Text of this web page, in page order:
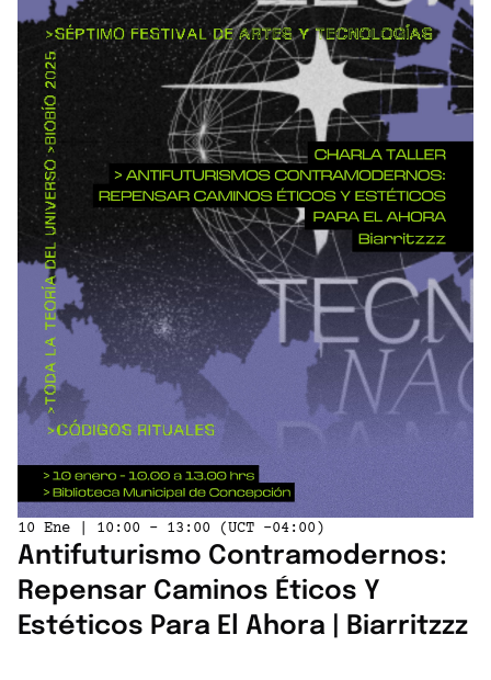
10 Ene | 10:00 - 13:00 (UCT -04:00)
Antifuturismo Contramodernos:
Repensar Caminos Éticos Y
Estéticos Para El Ahora | Biarritzzz